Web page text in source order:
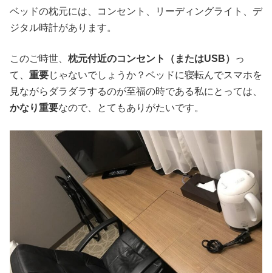
ベッドの枕元には、コンセント、リーディングライト、デ
ジタル時計があります。
このご時世、 枕元付近のコンセント（またはUSB）
っ
て、 重要じゃないでしょうか？ベッドに寝転んでスマホを
見ながらダラダラするのが至福の時である私にとっては、
かなり重要なので、とてもありがたいです。